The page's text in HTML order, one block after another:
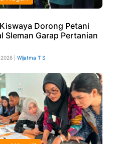
Dorong Petani
Sleman Garap Pertanian
| Wijatma T S